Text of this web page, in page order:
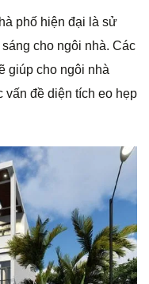
phố hiện đại là sử
cho ngôi nhà. Các
giúp cho ngôi nhà
đề diện tích eo hẹp